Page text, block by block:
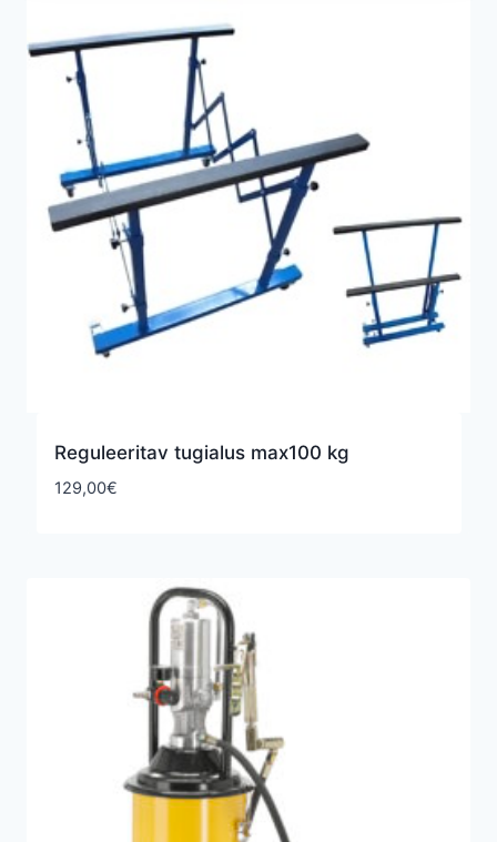
Reguleeritav tugialus max100 kg
129,00€